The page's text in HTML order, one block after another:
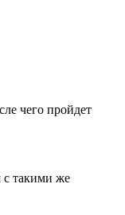
чего пройдет
с такими же